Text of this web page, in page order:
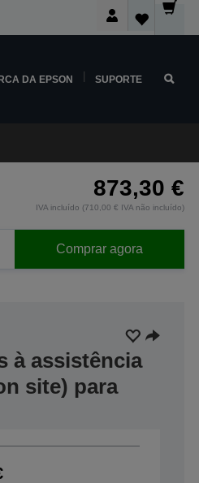
DA EPSON SUPORTE
873,30 €
IVA incluído (710,00 € IVA não incluído)
Comprar agora
à assistência
site) para